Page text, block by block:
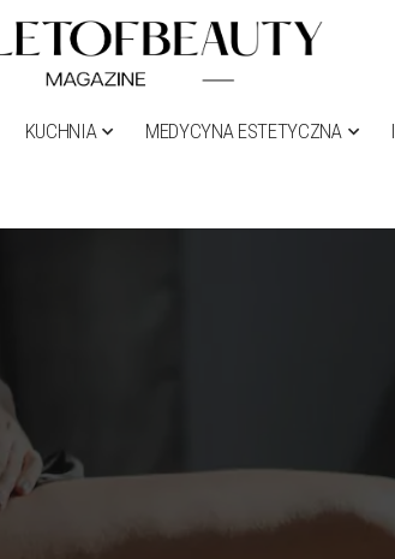
KUCHNIA MEDYCYNA ESTETYCZNA